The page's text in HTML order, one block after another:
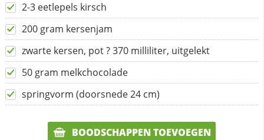
2-3 eetlepels kirsch
200 gram kersenjam
zwarte kersen, pot ? 370 milliliter, uitgelekt
50 gram melkchocolade
springvorm (doorsnede 24 cm)
BOODSCHAPPEN TOEVOEGEN